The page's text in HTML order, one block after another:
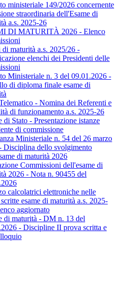
ministeriale 149/2026 concernente
straordinaria dell'Esame di
a.s. 2025-26
DI MATURITÀ 2026 - Elenco
di maturità a.s. 2025/26 -
elenchi dei Presidenti delle
Ministeriale n. 3 del 09.01.2026 -
di diploma finale esame di
- Nomina dei Referenti e
di funzionamento a.s. 2025-26
di Stato - Presentazione istanze
di commissione
Ministeriale n. 54 del 26 marzo
Disciplina dello svolgimento
di maturità 2026
Commissioni dell'esame di
2026 - Nota n. 90455 del
calcolatrici elettroniche nelle
esame di maturità a.s. 2025-
aggiornato
di maturità - DM n. 13 del
- Discipline II prova scritta e